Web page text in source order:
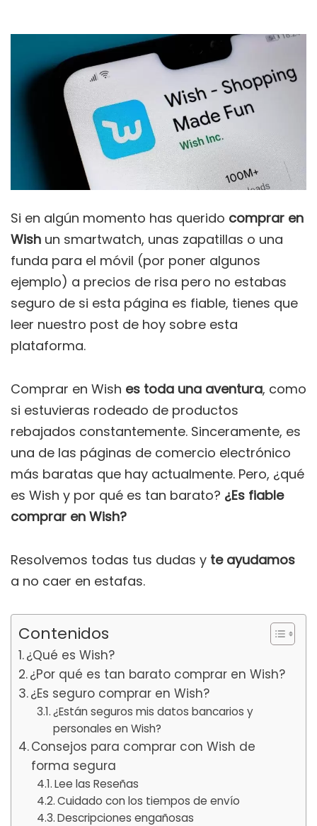
Si en algún momento has querido comprar en
Wish un smartwatch, unas zapatillas o una
funda para el móvil (por poner algunos
ejemplo) a precios de risa pero no estabas
seguro de si esta página es fiable, tienes que
leer nuestro post de hoy sobre esta
plataforma.
Comprar en Wish es toda una aventura, como
si estuvieras rodeado de productos
rebajados constantemente. Sinceramente, es
una de las páginas de comercio electrónico
más baratas que hay actualmente. Pero, ¿qué
es Wish y por qué es tan barato? ¿Es fiable
comprar en Wish?
Resolvemos todas tus dudas y te ayudamos
a no caer en estafas.
Contenidos
¿Qué es Wish?
¿Por qué es tan barato comprar en Wish?
¿Es seguro comprar en Wish?
¿Están seguros mis datos bancarios y
personales en Wish?
Consejos para comprar con Wish de
forma segura
Lee las Reseñas
Cuidado con los tiempos de envío
Descripciones engañosas